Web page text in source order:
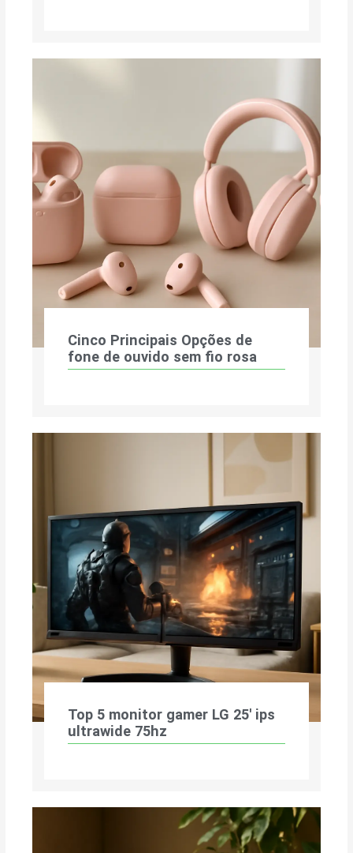
Cinco Principais Opções de
fone de ouvido sem fio rosa
Top 5 monitor gamer LG 25′ ips
ultrawide 75hz